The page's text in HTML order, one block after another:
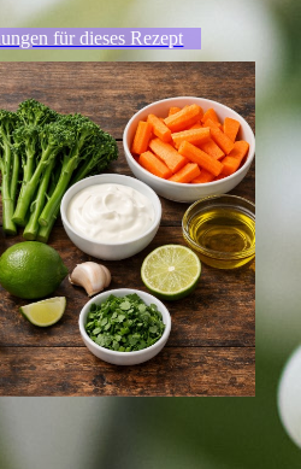
für dieses Rezept